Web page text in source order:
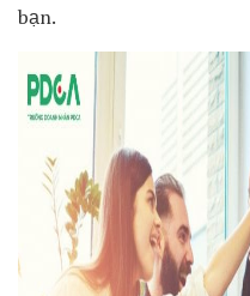
bạn.